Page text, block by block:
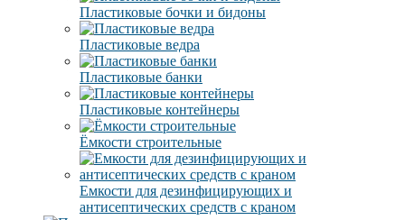
Пластиковые бочки и бидоны
Пластиковые ведра
Пластиковые банки
Пластиковые контейнеры
Ёмкости строительные
Емкости для дезинфицирующих и
антисептических средств с краном